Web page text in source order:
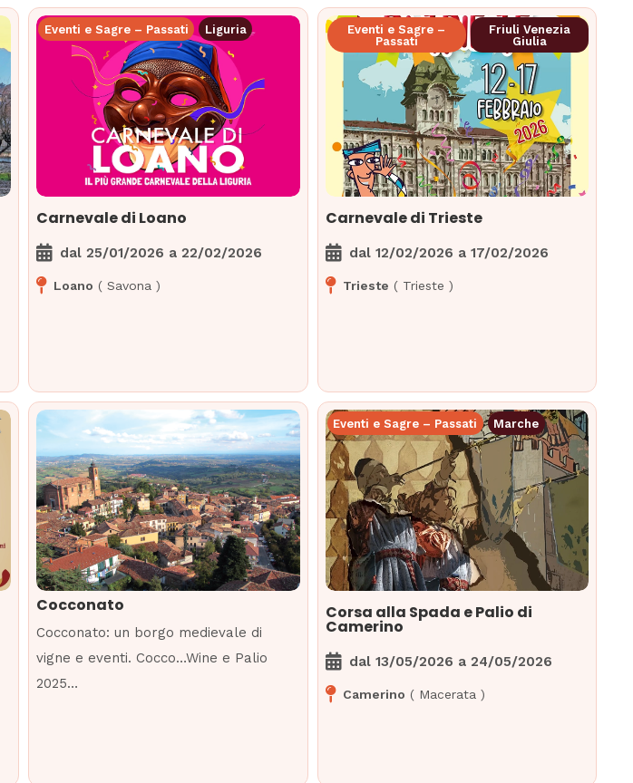
Eventi e Sagre – Passati Liguria
Carnevale di Loano
dal 25/01/2026 a 22/02/2026
Loano ( Savona )
Eventi e Sagre –
Passati
Friuli Venezia
Giulia
Carnevale di Trieste
dal 12/02/2026 a 17/02/2026
Trieste ( Trieste )
Cocconato
Cocconato: un borgo medievale di
vigne e eventi. Cocco…Wine e Palio
2025…
Eventi e Sagre – Passati Marche
Corsa alla Spada e Palio di
Camerino
dal 13/05/2026 a 24/05/2026
Camerino ( Macerata )